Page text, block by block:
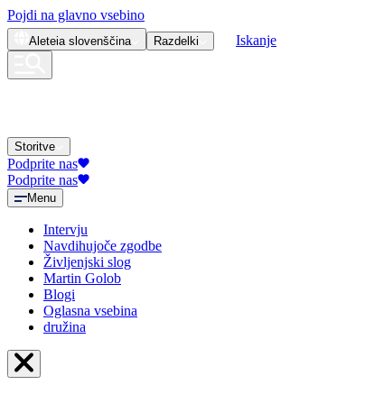
Pojdi na glavno vsebino
Aleteia slovenščina Razdelki Iskanje
Storitve
Podprite nas
Podprite nas
Menu
Intervju
Navdihujoče zgodbe
Življenjski slog
Martin Golob
Blogi
Oglasna vsebina
družina